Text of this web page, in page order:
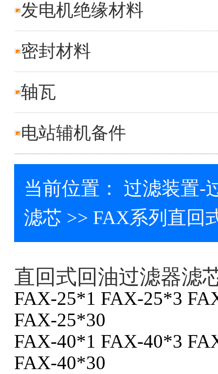
发电机绝缘材料
密封材料
轴瓦
电站辅机备件
当前位置： 过滤装置-
滤芯 >> FAX系列直回
直回式回油过滤器滤
FAX-25*1 FAX-25*3
FAX-25*30
FAX-40*1 FAX-40*3
FAX-40*30